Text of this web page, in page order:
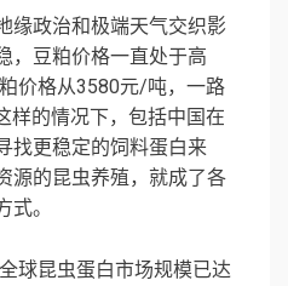
缘政治和极端天气交织影
，豆粕价格一直处于高
价格从3580元/吨，一路
样的情况下，包括中国在
找更稳定的饲料蛋白来
源的昆虫养殖，就成了各
。
球昆虫蛋白市场规模已达